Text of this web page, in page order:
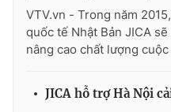
VTV.vn - Trong năm
quốc tế Nhật Bản JICA
nâng cao chất lượng
JICA hỗ trợ Hà Nội